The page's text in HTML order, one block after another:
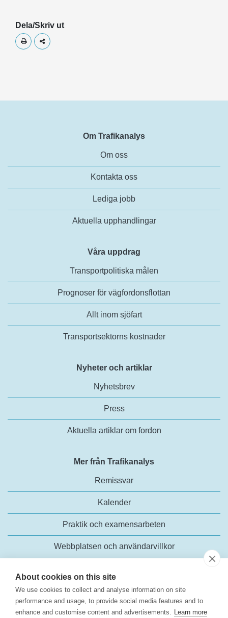
About cookies on this site
We use cookies to collect and analyse information on site
performance and usage, to provide social media features and to
enhance and customise content and advertisements. Learn more
Dela/Skriv ut
Skriv utDela
Om Trafikanalys
Om oss
Kontakta oss
Lediga jobb
Aktuella upphandlingar
Våra uppdrag
Transportpolitiska målen
Prognoser för vägfordonsflottan
Allt inom sjöfart
Transportsektorns kostnader
Nyheter och artiklar
Nyhetsbrev
Press
Aktuella artiklar om fordon
Mer från Trafikanalys
Remissvar
Kalender
Praktik och examensarbeten
Webbplatsen och användarvillkor